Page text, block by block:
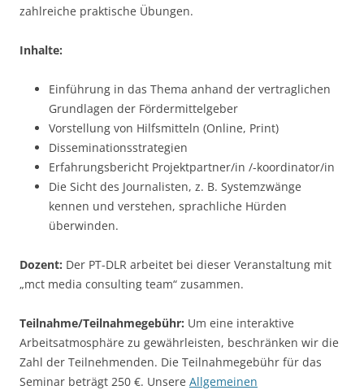
zahlreiche praktische Übungen.
Inhalte:
Einführung in das Thema anhand der vertraglichen
Grundlagen der Fördermittelgeber
Vorstellung von Hilfsmitteln (Online, Print)
Disseminationsstrategien
Erfahrungsbericht Projektpartner/in /-koordinator/in
Die Sicht des Journalisten, z. B. Systemzwänge
kennen und verstehen, sprachliche Hürden
überwinden.
Dozent: Der PT-DLR arbeitet bei dieser Veranstaltung mit
„mct media consulting team“ zusammen.
Teilnahme/Teilnahmegebühr: Um eine interaktive
Arbeitsatmosphäre zu gewährleisten, beschränken wir die
Zahl der Teilnehmenden. Die Teilnahmegebühr für das
Seminar beträgt 250 €. Unsere Allgemeinen